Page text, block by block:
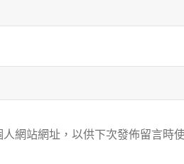
網站網址，以供下次發佈留言時